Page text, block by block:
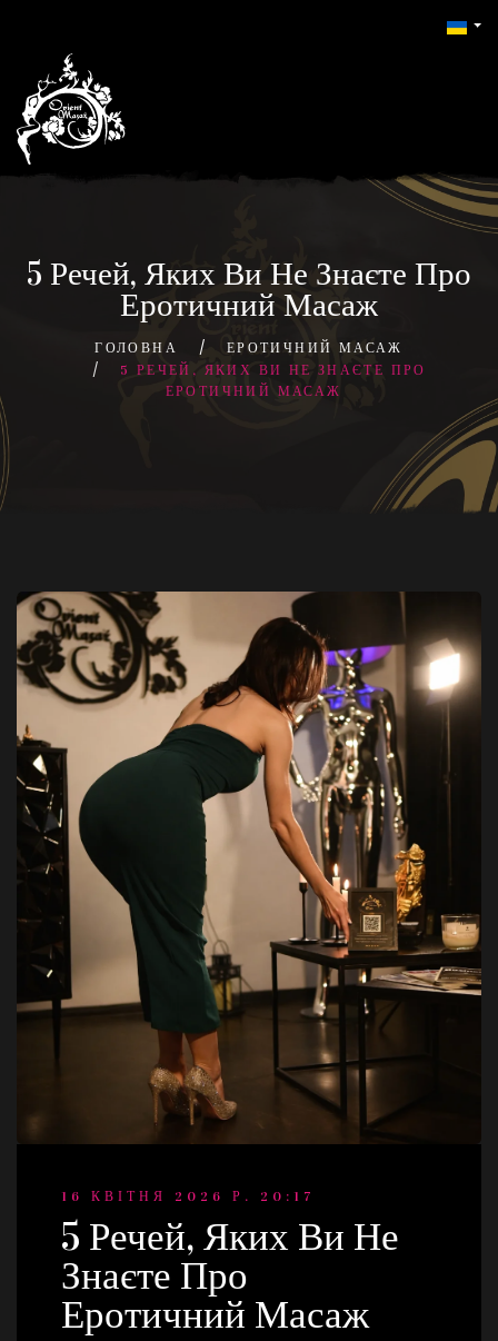
5 Речей, Яких Ви Не Знаєте Про
Еротичний Масаж
ГОЛОВНА
ЕРОТИЧНИЙ МАСАЖ
5 РЕЧЕЙ, ЯКИХ ВИ НЕ ЗНАЄТЕ ПРО
ЕРОТИЧНИЙ МАСАЖ
16 КВІТНЯ 2026 Р. 20:17
5 Речей, Яких Ви Не
Знаєте Про
Еротичний Масаж